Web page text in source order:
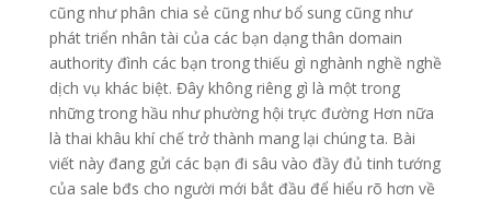
cũng như phân chia sẻ cũng như bổ sung cũng như
phát triển nhân tài của các bạn dạng thân domain
authority đình các bạn trong thiếu gì nghành nghề nghề
dịch vụ khác biệt. Đây không riêng gì là một trong
những trong hầu như phường hội trực đường Hơn nữa
là thai khâu khí chế trở thành mang lại chúng ta. Bài
viết này đang gửi các bạn đi sâu vào đầy đủ tinh tướng
của sale bđs cho người mới bắt đầu để hiểu rõ hơn về